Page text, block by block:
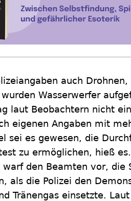
auch
Wasserwerfer
laut Beobachtern nicht
eigenen Angaben mit
sei es gewesen, die
zu ermöglichen, hieß
warf den Beamten vor, die
als die Polizei den
Tränengas einsetzte.